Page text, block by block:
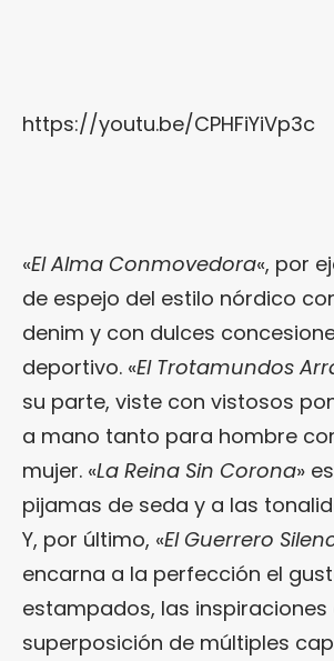
https://youtu.be/CPHFiYiVp3c
«El Alma Conmovedora«, por
de espejo del estilo nórdico
denim y con dulces
deportivo. «El Trotamundos
su parte, viste con vistosos
a mano tanto para hombre
mujer. «La Reina Sin Corona»
pijamas de seda y a las
Y, por último, «El Guerrero
encarna a la perfección el
estampados, las inspiraciones
superposición de múltiples